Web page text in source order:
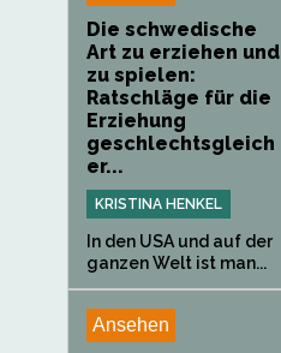
Die schwedische
Art zu erziehen und
zu spielen:
Ratschläge für die
Erziehung
geschlechtsgleich
er...
KRISTINA HENKEL
In den USA und auf der
ganzen Welt ist man...
Ansehen